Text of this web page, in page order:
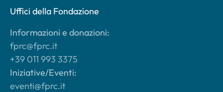
Uffici della Fondazione
Informazioni e donazioni:
fprc@fprc.it
+39 011 993 3375
Iniziative/Eventi:
eventi@fprc.it